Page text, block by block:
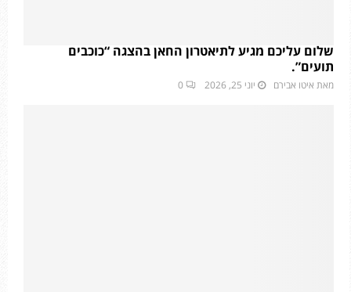
שלום עליכם מגיע לתיאטרון החאן בהצגה “כוכבים
תועים”.
מאת איטו אבירם יוני 25, 2026 0